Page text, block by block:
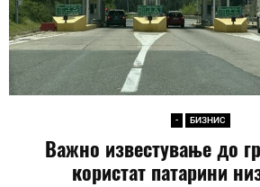
- БИЗНИС
Важно известување до
користат патарини